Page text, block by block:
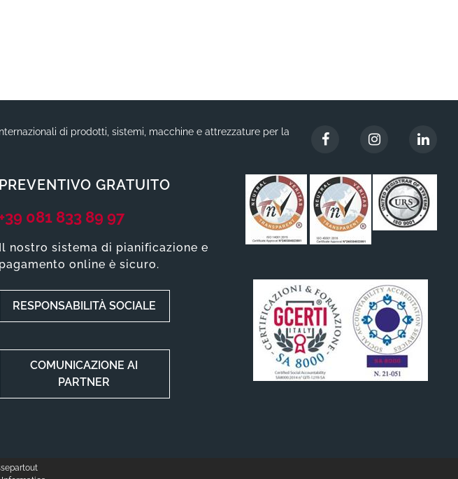
di prodotti, sistemi, macchine e attrezzature per la
PREVENTIVO GRATUITO
+39 081 833 89 97
Il nostro sistema di pianificazione e
pagamento online è sicuro.
RESPONSABILITÀ SOCIALE
COMUNICAZIONE AI
PARTNER